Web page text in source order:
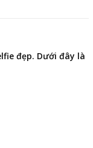
đẹp. Dưới đây là